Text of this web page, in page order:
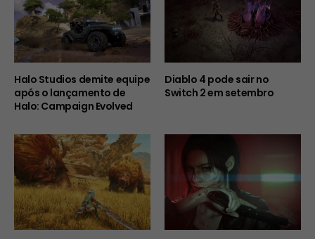
Halo Studios demite equipe
após o lançamento de
Halo: Campaign Evolved
Diablo 4 pode sair no
Switch 2 em setembro